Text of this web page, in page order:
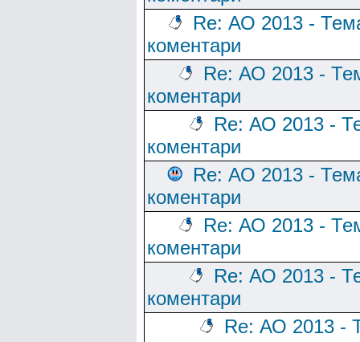
Re: АО 2013 -
коментари
Re: АО 2013 -
коментари
Re: АО 2013 -
коментари
Re: АО 2013 -
коментари
Re: АО 2013 -
коментари
Re: АО 2013 -
коментари
Re: АО 2013 -